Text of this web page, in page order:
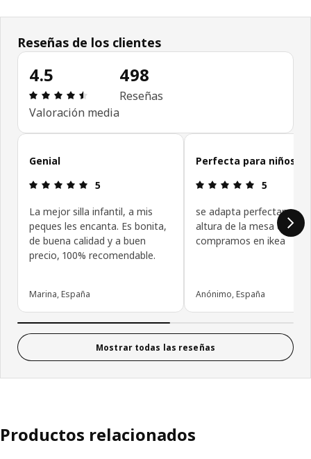
Reseñas de los clientes
4.5
Reseña: 4.5 de 5 estrellas. Revisiones totales:
Valoración media
498
Reseñas
Omitir las opiniones de los clientes
Genial
Reseña: 5 de 5 estrellas.
5
La mejor silla infantil, a mis
peques les encanta. Es bonita,
de buena calidad y a buen
precio, 100% recomendable.
Marina, España
Perfecta para niños
Reseña: 5
5
se adapta
altura de la mesa que tb
compramos en ikea
Anónimo, España
Mostrar todas las reseñas
Productos relacionados